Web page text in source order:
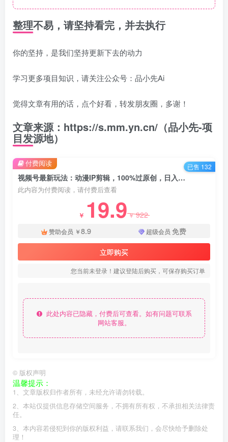
整理不易，请坚持看完，并去执行
你的坚持，是我们坚持更新下去的动力
学习更多项目知识，请关注公众号：品小先Ai
觉得文章有用的话，点个好看，转发朋友圈，多谢！
文章来源：https://s.mm.yn.cn/（品小先-项
目发源地）
视频号最新玩法：动漫IP剪辑，100%过原创，日入8000+ - 资源之家
此内容为付费阅读，请付费后查看
￥ 19.9￥922
赞助会员 ￥8.9 超级会员 免费
立即购买
您当前未登录！建议登陆后购买，可保存购买订单
此处内容已隐藏，付费后可查看。如有问题可联系
网站客服。
付费阅读 已售 132
© 版权声明
温馨提示：
1、文章版权归作者所有，未经允许请勿转载。
2、本站仅提供信息存储空间服务，不拥有所有权，不承担相关法律责
任。
3、本内容若侵犯到你的版权利益，请联系我们，会尽快给予删除处
理！